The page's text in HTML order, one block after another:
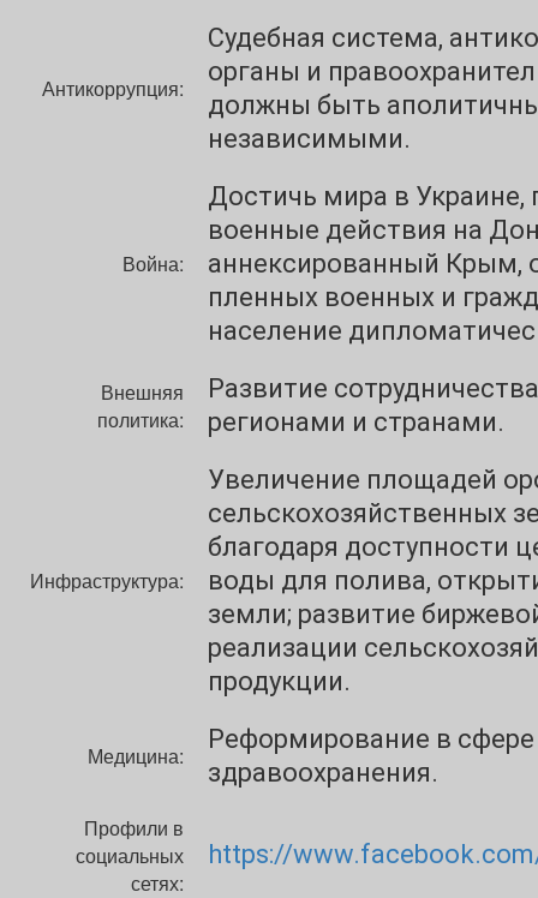
Антикоррупция:
Судебная система,
органы и
должны быть
независимыми.
Война:
Достичь мира в Украине,
военные действия на
аннексированный Крым,
пленных военных и
население
Внешняя
политика:
Развитие
регионами и странами.
Инфраструктура:
Увеличение площадей
сельскохозяйственных
благодаря доступности
воды для полива,
земли; развитие
реализации
продукции.
Медицина:
Реформирование в сфере
здравоохранения.
Профили в
социальных
сетях:
https://